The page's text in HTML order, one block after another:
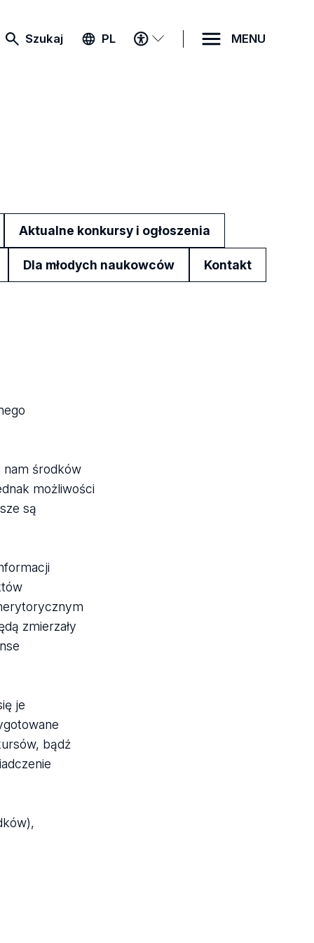
Szukaj PL
MENU
DOSTĘPNOŚCI
MENU
Aktualne konkursy i ogłoszenia
Dla młodych naukowców Kontakt
nam środków
możliwości
są
zmierzały
je
bądź